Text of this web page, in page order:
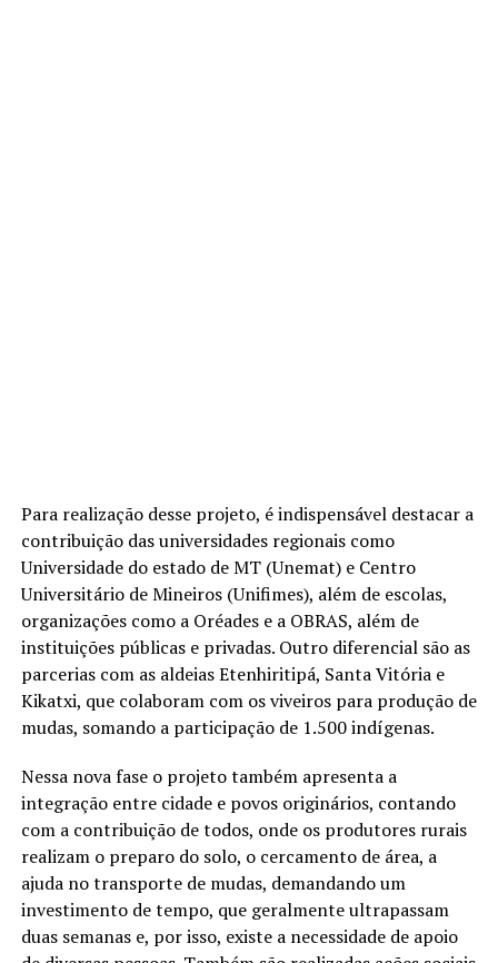
Para realização desse projeto, é indispensável destacar a
contribuição das universidades regionais como
Universidade do estado de MT (Unemat) e Centro
Universitário de Mineiros (Unifimes), além de escolas,
organizações como a Oréades e a OBRAS, além de
instituições públicas e privadas. Outro diferencial são as
parcerias com as aldeias Etenhiritipá, Santa Vitória e
Kikatxi, que colaboram com os viveiros para produção de
mudas, somando a participação de 1.500 indígenas.
Nessa nova fase o projeto também apresenta a
integração entre cidade e povos originários, contando
com a contribuição de todos, onde os produtores rurais
realizam o preparo do solo, o cercamento de área, a
ajuda no transporte de mudas, demandando um
investimento de tempo, que geralmente ultrapassam
duas semanas e, por isso, existe a necessidade de apoio